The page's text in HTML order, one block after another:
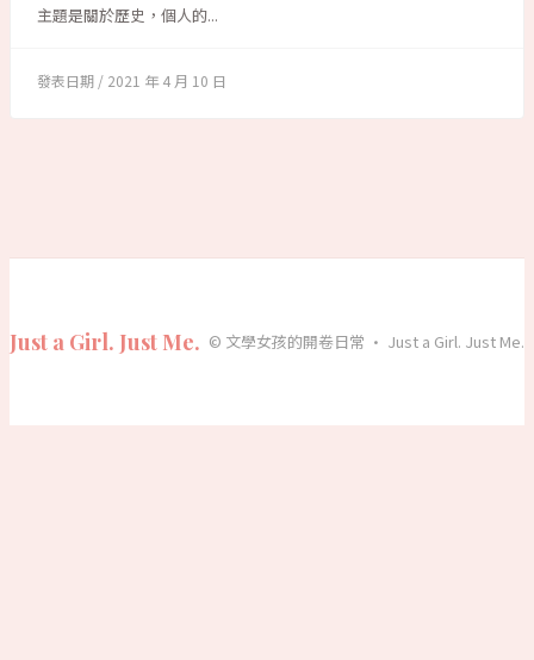
主題是關於歷史，個人的...
2021 年 4 月 10 日
Just a Girl. Just Me. © 文學女孩的開卷日常 · Just a Girl. Just Me.